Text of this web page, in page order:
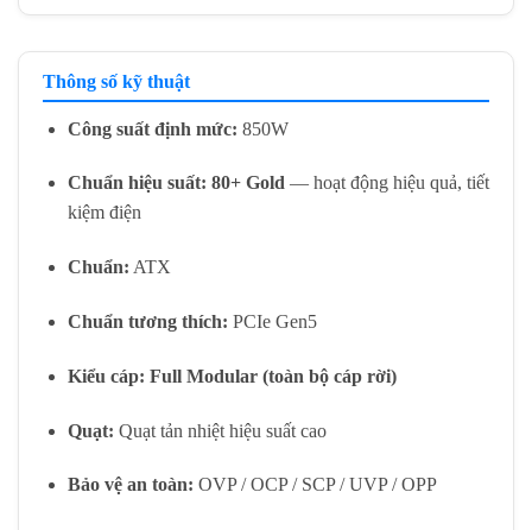
Thông số kỹ thuật
Công suất định mức: 850W
Chuẩn hiệu suất: 80+ Gold — hoạt động hiệu quả, tiết
kiệm điện
Chuẩn: ATX
Chuẩn tương thích: PCIe Gen5
Kiểu cáp: Full Modular (toàn bộ cáp rời)
Quạt: Quạt tản nhiệt hiệu suất cao
Bảo vệ an toàn: OVP / OCP / SCP / UVP / OPP